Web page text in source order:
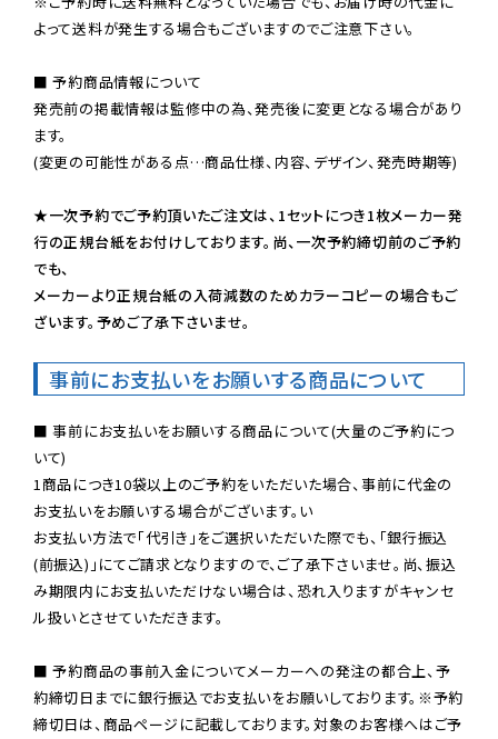
よって送料が発生する場合もございますのでご注意下さい。
■ 予約商品情報について
発売前の掲載情報は監修中の為、発売後に変更となる場合があり
ます。
(変更の可能性がある点…商品仕様、内容、デザイン、発売時期等)
★一次予約でご予約頂いたご注文は、1セットにつき1枚メーカー発
行の正規台紙をお付けしております。尚、一次予約締切前のご予約
でも、
メーカーより正規台紙の入荷減数のためカラーコピーの場合もご
ざいます。予めご了承下さいませ。
事前にお支払いをお願いする商品について
■ 事前にお支払いをお願いする商品について(大量のご予約につ
いて)
1商品につき10袋以上のご予約をいただいた場合、事前に代金の
お支払いをお願いする場合がございます。い
お支払い方法で「代引き」をご選択いただいた際でも、「銀行振込
(前振込)」にてご請求となりますので、ご了承下さいませ。尚、振込
み期限内にお支払いただけない場合は、恐れ入りますがキャンセ
ル扱いとさせていただきます。
■ 予約商品の事前入金についてメーカーへの発注の都合上、予
約締切日までに銀行振込でお支払いをお願いしております。※予約
締切日は、商品ページに記載しております。対象のお客様へはご予